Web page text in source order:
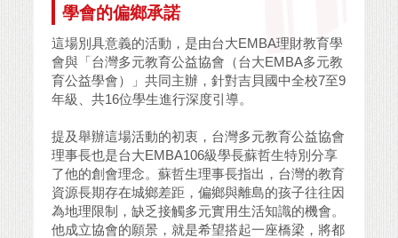
學會的偏鄉承諾
這場別具意義的活動，是由台大EMBA理財教育學
會與「台灣多元教育公益協會（台大EMBA多元教
育公益學會）」共同主辦，針對吉貝國中全校7至9
年級、共16位學生進行深度引導。
提及舉辦這場活動的初衷，台灣多元教育公益協會
理事長也是台大EMBA106級學長蘇哲生特別分享
了他的創會理念。蘇哲生理事長指出，台灣的教育
資源長期存在城鄉差距，偏鄉與離島的孩子往往因
為地理限制，缺乏接觸多元實用生活知識的機會。
他成立協會的願景，就是希望搭起一座橋梁，將都